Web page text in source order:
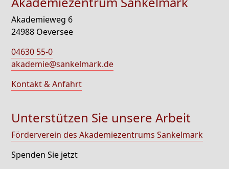
Akademieweg 6
24988 Oeversee
04630 55-0
akademie@sankelmark.de
Kontakt & Anfahrt
Unterstützen Sie unsere Arbeit
Förderverein des Akademiezentrums Sankelmark
Spenden Sie jetzt